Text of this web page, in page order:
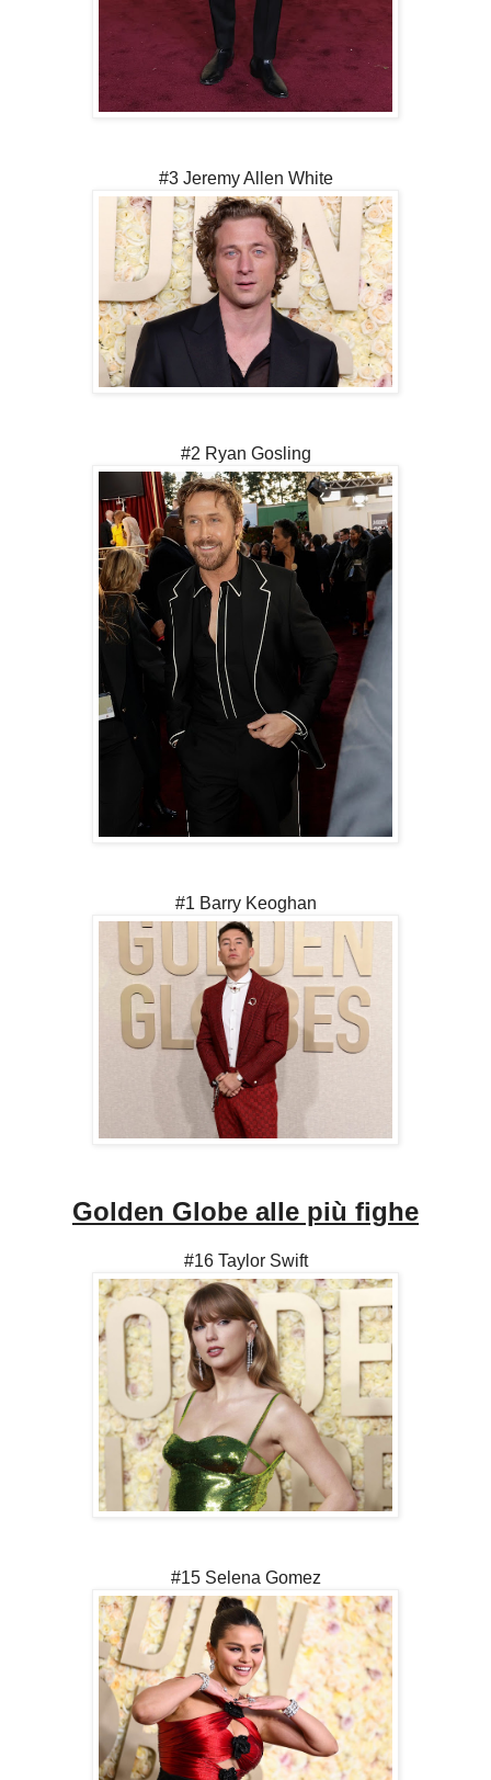
#3 Jeremy Allen White
#2 Ryan Gosling
#1 Barry Keoghan
Golden Globe alle più fighe
#16 Taylor Swift
#15 Selena Gomez